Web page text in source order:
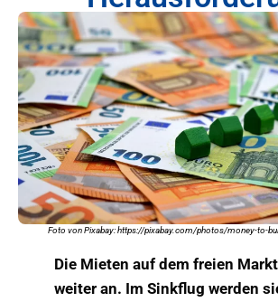
Foto von Pixabay: https://pixabay.com/photos/money-to-
Die Mieten auf dem freien
weiter an. Im Sinkflug werden